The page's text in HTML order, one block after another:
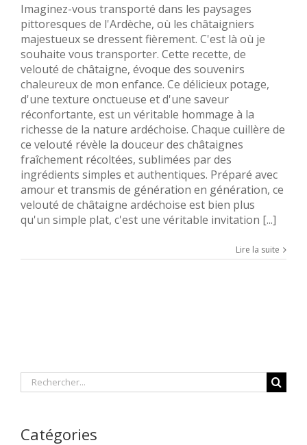
Imaginez-vous transporté dans les paysages
pittoresques de l'Ardèche, où les châtaigniers
majestueux se dressent fièrement. C'est là où je
souhaite vous transporter. Cette recette, de
velouté de châtaigne, évoque des souvenirs
chaleureux de mon enfance. Ce délicieux potage,
d'une texture onctueuse et d'une saveur
réconfortante, est un véritable hommage à la
richesse de la nature ardéchoise. Chaque cuillère de
ce velouté révèle la douceur des châtaignes
fraîchement récoltées, sublimées par des
ingrédients simples et authentiques. Préparé avec
amour et transmis de génération en génération, ce
velouté de châtaigne ardéchoise est bien plus
qu'un simple plat, c'est une véritable invitation [...]
Lire la suite
Rechercher
Catégories